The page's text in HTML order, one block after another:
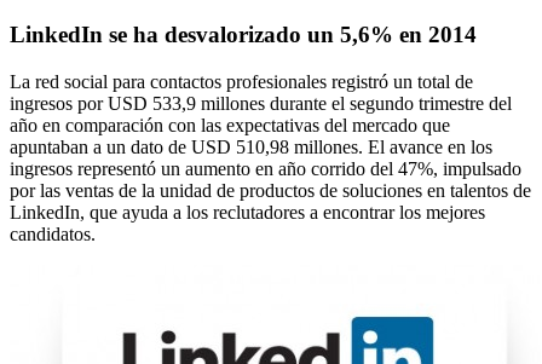
LinkedIn se ha desvalorizado un 5,6% en 2014
La red social para contactos profesionales registró un total de
ingresos por USD 533,9 millones durante el segundo trimestre del
año en comparación con las expectativas del mercado que
apuntaban a un dato de USD 510,98 millones. El avance en los
ingresos representó un aumento en año corrido del 47%, impulsado
por las ventas de la unidad de productos de soluciones en talentos de
LinkedIn, que ayuda a los reclutadores a encontrar los mejores
candidatos.